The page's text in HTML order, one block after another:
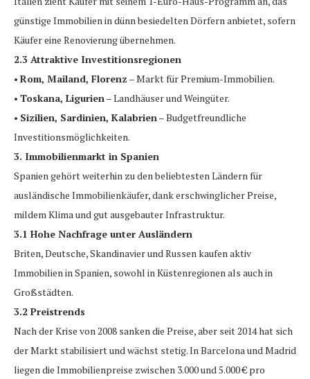
günstige Immobilien in dünn besiedelten Dörfern anbietet, sofern
Käufer eine Renovierung übernehmen.
2.3 Attraktive Investitionsregionen
• Rom, Mailand, Florenz – Markt für Premium-Immobilien.
• Toskana, Ligurien– Landhäuser und Weingüter.
• Sizilien, Sardinien, Kalabrien– Budgetfreundliche
Investitionsmöglichkeiten.
3. Immobilienmarkt in Spanien
Spanien gehört weiterhin zu den beliebtesten Ländern für
ausländische Immobilienkäufer, dank erschwinglicher Preise,
mildem Klima und gut ausgebauter Infrastruktur.
3.1 Hohe Nachfrage unter Ausländern
Briten, Deutsche, Skandinavier und Russen kaufen aktiv
Immobilien in Spanien, sowohl in Küstenregionen als auch in
Großstädten.
3.2 Preistrends
Nach der Krise von 2008 sanken die Preise, aber seit 2014 hat sich
der Markt stabilisiert und wächst stetig. In Barcelona und Madrid
liegen die Immobilienpreise zwischen 3.000 und 5.000 € pro